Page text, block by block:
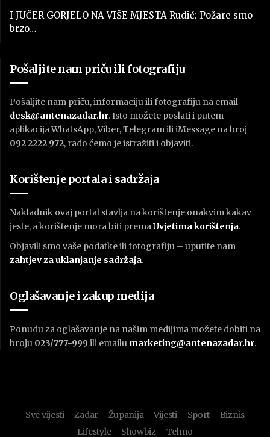
I JUČER GORJELO NA VIŠE MJESTA Rudić: Požare smo
brzo…
Pošaljite nam priču ili fotografiju
Pošaljite nam priču, informaciju ili fotografiju na email
desk@antenazadar.hr. Isto možete poslati i putem
aplikacija WhatsApp, Viber, Telegram ili iMessage na broj
092 2222 972, rado ćemo je istražiti i objaviti.
Korištenje portala i sadržaja
Nakladnik ovaj portal stavlja na korištenje onakvim kakav
jeste, a korištenje mora biti premaUvjetima korištenja.
Objavili smo vaše podatke ili fotografiju – uputite nam
zahtjev za uklanjanje sadržaja.
Oglašavanje i zakup medija
Ponudu za oglašavanje na našim medijima možete dobiti na
broju 023/777-999 ili emailu marketing@antenazadar.hr.
Sve vijesti Zadar Županija Vijesti Sport
Biznis
Lifestyle
Showbiz Tehno